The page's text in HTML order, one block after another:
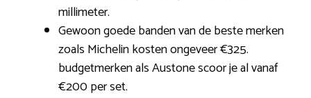
millimeter.
Gewoon goede banden van de beste merken
zoals Michelin kosten ongeveer €325.
budgetmerken als Austone scoor je al vanaf
€200 per set.